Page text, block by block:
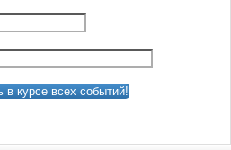
в курсе всех событий!